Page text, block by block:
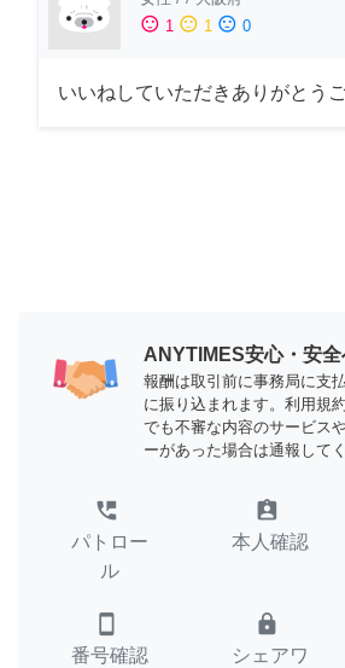
sentiment_satisfied 1 sentiment_neutral 1 sentiment_dissatisfied 0
いいねしていただきありがとう
ANYTIMES安心・安
報酬は取引前に事務局に支
に振り込まれます。利用規
でも不審な内容のサービス
ーがあった場合は通報してく
perm_phone_msg
パトロー
ル
assignment_ind
本人確認
smartphone
番号確認
lock
シェアワ